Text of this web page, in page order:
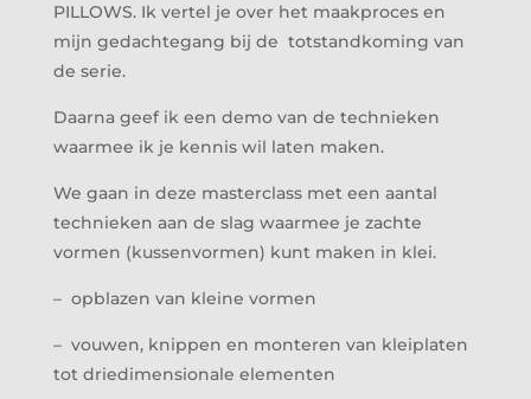
PILLOWS. Ik vertel je over het maakproces en
mijn gedachtegang bij de totstandkoming van
de serie.
Daarna geef ik een demo van de technieken
waarmee ik je kennis wil laten maken.
We gaan in deze masterclass met een aantal
technieken aan de slag waarmee je zachte
vormen (kussenvormen) kunt maken in klei.
– opblazen van kleine vormen
– vouwen, knippen en monteren van kleiplaten
tot driedimensionale elementen